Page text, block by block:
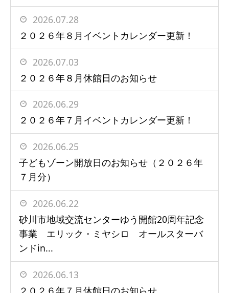
2026.07.28
２０２６年８月イベントカレンダー更新！
2026.07.03
２０２６年８月休館日のお知らせ
2026.06.29
２０２６年７月イベントカレンダー更新！
2026.06.25
子どもゾーン開放日のお知らせ（２０２６年
７月分）
2026.06.22
砂川市地域交流センターゆう開館20周年記念
事業 エリック・ミヤシロ オールスターバ
ンドin...
2026.06.13
２０２６年７月休館日のお知らせ